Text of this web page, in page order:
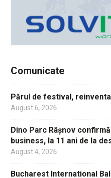
Comunicate
Părul de festival,
August 6, 2026
Dino Parc Râșnov
business, la 11 ani de la
August 4, 2026
Bucharest International